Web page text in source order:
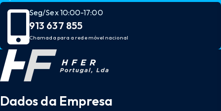
Seg/Sex 10:00-17:00
913 637 855
Chamada para a rede móvel nacional
Dados da Empresa